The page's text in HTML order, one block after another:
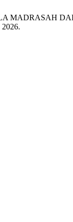
MADRASAH
2026.